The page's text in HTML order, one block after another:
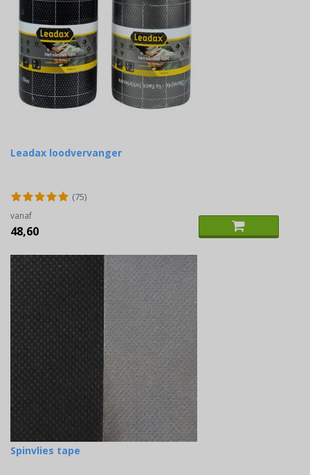
Leadax loodvervanger
(75)
vanaf
48,60
Spinvlies tape